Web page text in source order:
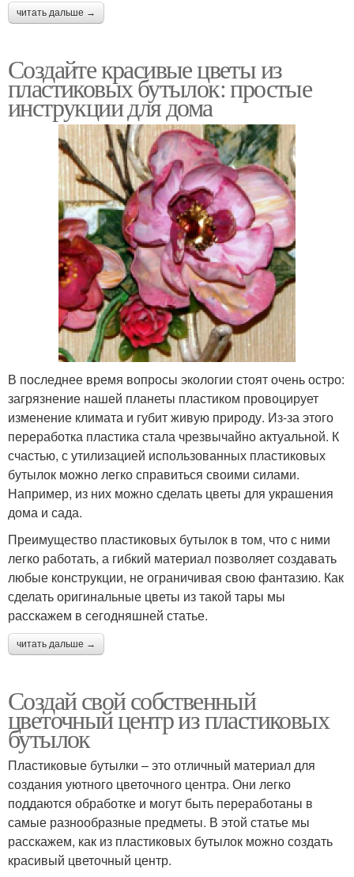
читать дальше →
Создайте красивые цветы из
пластиковых бутылок: простые
инструкции для дома
В последнее время вопросы экологии стоят очень остро:
загрязнение нашей планеты пластиком провоцирует
изменение климата и губит живую природу. Из-за этого
переработка пластика стала чрезвычайно актуальной. К
счастью, с утилизацией использованных пластиковых
бутылок можно легко справиться своими силами.
Например, из них можно сделать цветы для украшения
дома и сада.
Преимущество пластиковых бутылок в том, что с ними
легко работать, а гибкий материал позволяет создавать
любые конструкции, не ограничивая свою фантазию. Как
сделать оригинальные цветы из такой тары мы
расскажем в сегодняшней статье.
читать дальше →
Создай свой собственный
цветочный центр из пластиковых
бутылок
Пластиковые бутылки – это отличный материал для
создания уютного цветочного центра. Они легко
поддаются обработке и могут быть переработаны в
самые разнообразные предметы. В этой статье мы
расскажем, как из пластиковых бутылок можно создать
красивый цветочный центр.